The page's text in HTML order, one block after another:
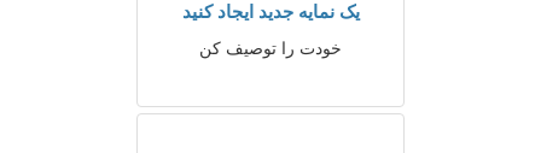
یک نمایه جدید ایجاد کنید
خودت را توصیف کن